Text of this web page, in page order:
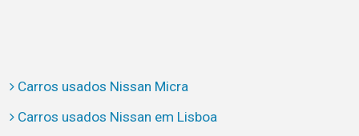
Carros usados Nissan Micra
Carros usados Nissan em Lisboa